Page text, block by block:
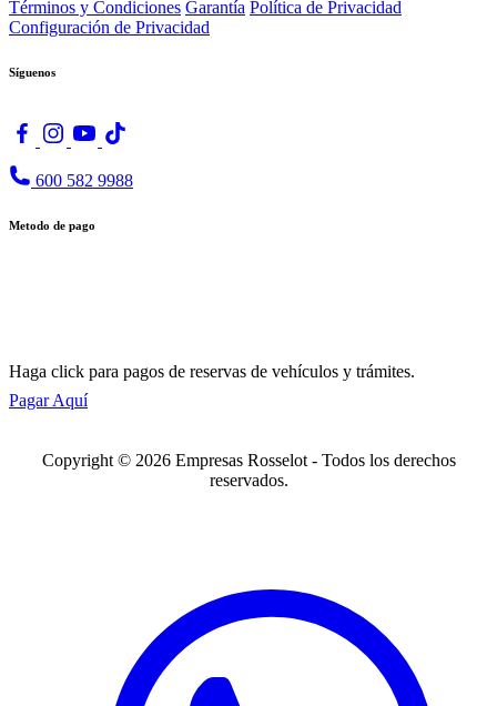
Términos y Condiciones Garantía Política de Privacidad
Configuración de Privacidad
Síguenos
600 582 9988
Metodo de pago
Haga click para pagos de reservas de vehículos y trámites.
Pagar Aquí
Copyright © 2026 Empresas Rosselot - Todos los derechos
reservados.